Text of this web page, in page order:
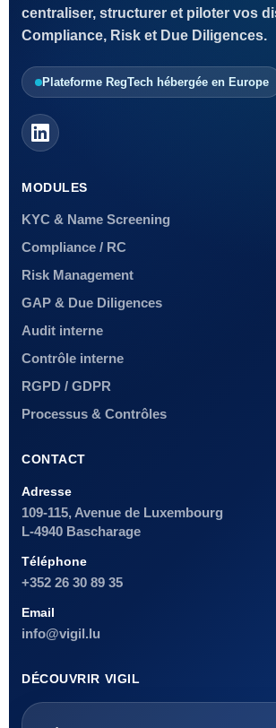
centraliser, structurer et piloter vos
Compliance, Risk et Due Diligences.
Plateforme RegTech hébergée en Europe
MODULES
KYC & Name Screening
Compliance / RC
Risk Management
GAP & Due Diligences
Audit interne
Contrôle interne
RGPD / GDPR
Processus & Contrôles
CONTACT
Adresse
109-115, Avenue de Luxembourg
L-4940 Bascharage
Téléphone
+352 26 30 89 35
Email
info@vigil.lu
DÉCOUVRIR VIGIL